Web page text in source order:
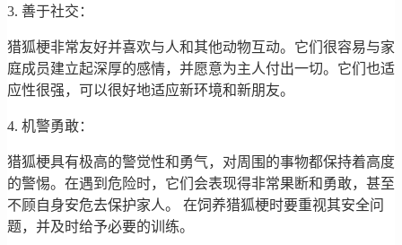
3. 善于社交：
猎狐梗非常友好并喜欢与人和其他动物互动。它们很容易与家
庭成员建立起深厚的感情，并愿意为主人付出一切。它们也适
应性很强，可以很好地适应新环境和新朋友。
4. 机警勇敢：
猎狐梗具有极高的警觉性和勇气，对周围的事物都保持着高度
的警惕。在遇到危险时，它们会表现得非常果断和勇敢，甚至
不顾自身安危去保护家人。 在饲养猎狐梗时要重视其安全问
题，并及时给予必要的训练。